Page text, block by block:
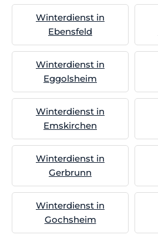
Winterdienst in
Ebensfeld
Winterdienst in
Eggolsheim
Winterdienst in
Emskirchen
Winterdienst in
Gerbrunn
Winterdienst in
Gochsheim